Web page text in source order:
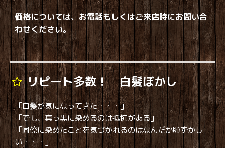
価格については、お電話もしくはご来店時にお問い合
わせください。
リピート多数！ 白髪ぼかし
「白髪が気になってきた・・・」
「でも、真っ黒に染めるのは抵抗がある」
「同僚に染めたことを気づかれるのはなんだか恥ずかし
い・・・」